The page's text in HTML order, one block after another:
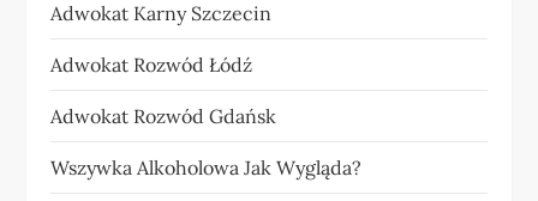
Adwokat Karny Szczecin
Adwokat Rozwód Łódź
Adwokat Rozwód Gdańsk
Wszywka Alkoholowa Jak Wygląda?